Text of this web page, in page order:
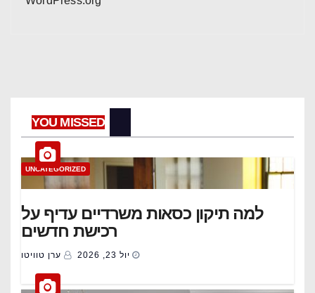
YOU MISSED
UNCATEGORIZED
למה תיקון כסאות משרדיים עדיף על
רכישת חדשים
יול 23, 2026 ערן טוויטו